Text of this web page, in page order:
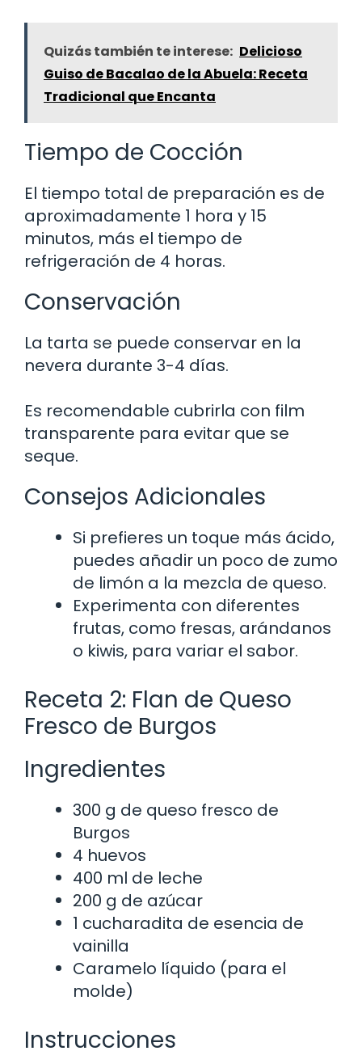
Quizás también te interese: Delicioso
Guiso de Bacalao de la Abuela: Receta
Tradicional que Encanta
Tiempo de Cocción
El tiempo total de preparación es de
aproximadamente 1 hora y 15
minutos, más el tiempo de
refrigeración de 4 horas.
Conservación
La tarta se puede conservar en la
nevera durante 3-4 días.
Es recomendable cubrirla con film
transparente para evitar que se
seque.
Consejos Adicionales
Si prefieres un toque más ácido,
puedes añadir un poco de zumo
de limón a la mezcla de queso.
Experimenta con diferentes
frutas, como fresas, arándanos
o kiwis, para variar el sabor.
Receta 2: Flan de Queso
Fresco de Burgos
Ingredientes
300 g de queso fresco de
Burgos
4 huevos
400 ml de leche
200 g de azúcar
1 cucharadita de esencia de
vainilla
Caramelo líquido (para el
molde)
Instrucciones